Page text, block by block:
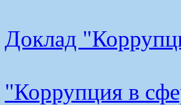
Доклад
"Коррупция в